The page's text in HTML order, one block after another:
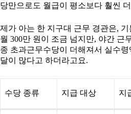
당만으로도 월급이 평소보다 훨씬
제가 아는 한 지구대 근무 경관은,
월 300만 원이 조금 넘지만, 야간 근
종 초과근무수당이 더해져서 실수
달이 많다고 하더라고요.
수당 종류 지급 대상 지